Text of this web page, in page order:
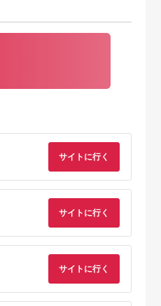
出典：楽天ふるさと納
税
秋田県 秋田市
ヶ月ごとに2回お届
5.0
寄付金額:46,000円
出典：楽天ふるさと
静岡県 富士市
イレットペーパー 薔
寄付金額:12,500
サイトに行く
サイトに行く
サイトに行く